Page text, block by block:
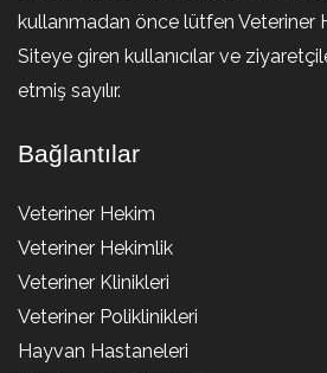
kullanmadan önce lütfen Veteriner
Siteye giren kullanıcılar ve
etmiş sayılır.
Bağlantılar
Veteriner Hekim
Veteriner Hekimlik
Veteriner Klinikleri
Veteriner Poliklinikleri
Hayvan Hastaneleri